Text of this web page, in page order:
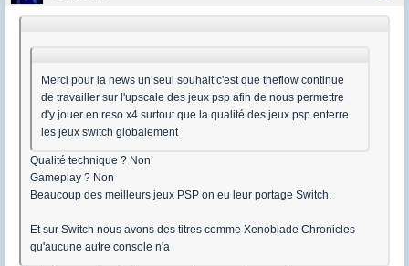
Merci pour la news un seul souhait c'est que theflow continue
de travailler sur l'upscale des jeux psp afin de nous permettre
d'y jouer en reso x4 surtout que la qualité des jeux psp enterre
les jeux switch globalement
Qualité technique ? Non
Gameplay ? Non
Beaucoup des meilleurs jeux PSP on eu leur portage Switch.
Et sur Switch nous avons des titres comme Xenoblade Chronicles
qu'aucune autre console n'a